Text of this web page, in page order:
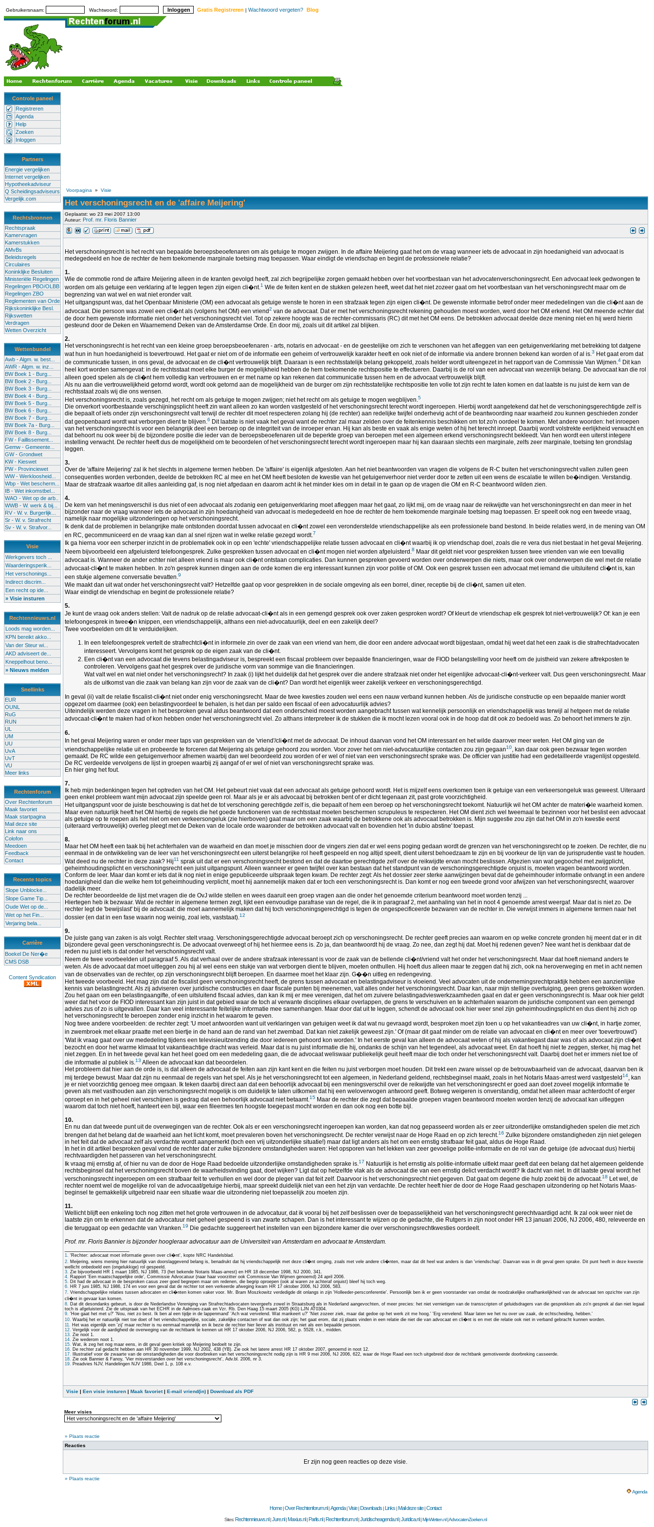
Gebruikersnaam: Wachtwoord: Gratis Registreren | Wachtwoord vergeten? Blog
Controle paneel
Registreren
Agenda
Help
Zoeken
Inloggen
Partners
Energie vergelijken
Internet vergelijken
Hypotheekadviseur
Q Scheidingsadviseurs
Vergelijk.com
Rechtsbronnen
Rechtspraak
Kamervragen
Kamerstukken
AMvBs
Beleidsregels
Circulaires
Koninklijke Besluiten
Ministeriële Regelingen
Regelingen PBO/OLBB
Regelingen ZBO
Reglementen van Orde
Rijkskoninklijke Besl.
Rijkswetten
Verdragen
Wetten Overzicht
Wettenbundel
Awb - Algm. w. best...
AWR - Algm. w. inz...
BW Boek 1 - Burg...
BW Boek 2 - Burg...
BW Boek 3 - Burg...
BW Boek 4 - Burg...
BW Boek 5 - Burg...
BW Boek 6 - Burg...
BW Boek 7 - Burg...
BW Boek 7a - Burg...
BW Boek 8 - Burg...
FW - Faillissement...
Gemw - Gemeente...
GW - Grondwet
KW - Kieswet
PW - Provinciewet
WW - Werkloosheid...
Wbp - Wet bescherm...
IB - Wet inkomstbel...
WAO - Wet op de arb..
WWB - W. werk & bij...
RV - W. v. Burgerlijk...
Sr - W. v. Strafrecht
Sv - W. v. Strafvor...
Visie
Werkgevers toch ...
Waarderingsperik...
Het verschonings...
Indirect discrim...
Een recht op ide...
» Visie insturen
Rechtennieuws.nl
Loods mag worden...
KPN bereikt akko...
Van der Steur wi...
AKD adviseert de...
Kneppelhout beno...
» Nieuws melden
Snellinks
EUR
OUNL
RuG
RUN
UL
UM
UU
UvA
UvT
VU
Meer links
Rechtenforum
Over Rechtenforum
Maak favoriet
Maak startpagina
Mail deze site
Link naar ons
Colofon
Meedoen
Feedback
Contact
Recente topics
Slope Unblocke...
Slope Game Tip...
Oude Wet op de...
Wet op het Fin...
Verjaring bela...
Carrière
Boekel De Ner�e
CMS DSB
Content Syndication
Voorpagina » Visie
Het verschoningsrecht en de 'affaire Meijering'
Geplaatst: wo 23 mei 2007 13:00
Auteur: Prof. mr. Floris Bannier
Het verschoningsrecht is het recht van bepaalde beroepsbeoefenaren om als getuige te mogen zwijgen. In de affaire Meijering gaat het om de vraag wanneer iets de advocaat in zijn hoedanigheid van advocaat is
medegedeeld en hoe de rechter de hem toekomende marginale toetsing mag toepassen. Waar eindigt de vriendschap en begint de professionele relatie?
1.
Wie de commotie rond de affaire Meijering alleen in de kranten gevolgd heeft, zal zich begrijpelijke zorgen gemaakt hebben over het voortbestaan van het advocatenverschoningsrecht. Een advocaat leek gedwongen te
worden om als getuige een verklaring af te leggen tegen zijn eigen cli�nt.1 Wie de feiten kent en de stukken gelezen heeft, weet dat het niet zozeer gaat om het voortbestaan van het verschoningsrecht maar om de
begrenzing van wat wel en wat niet eronder valt.
Het uitgangspunt was, dat het Openbaar Ministerie (OM) een advocaat als getuige wenste te horen in een strafzaak tegen zijn eigen cli�nt. De gewenste informatie betrof onder meer mededelingen van die cli�nt aan de
advocaat. Die persoon was zowel een cli�nt als (volgens het OM) een vriend2 van de advocaat. Dat er met het verschoningsrecht rekening gehouden moest worden, werd door het OM erkend. Het OM meende echter dat
de door hem gewenste informatie niet onder het verschoningsrecht viel. Tot op zekere hoogte was de rechter-commissaris (RC) dit met het OM eens. De betrokken advocaat deelde deze mening niet en hij werd hierin
gesteund door de Deken en Waarnemend Deken van de Amsterdamse Orde. En door mij, zoals uit dit artikel zal blijken.
2.
Het verschoningsrecht is het recht van een kleine groep beroepsbeoefenaren - arts, notaris en advocaat - en de geestelijke om zich te verschonen van het afleggen van een getuigenverklaring met betrekking tot datgene
wat hun in hun hoedanigheid is toevertrouwd. Het gaat er niet om of de informatie een geheim of vertrouwelijk karakter heeft en ook niet of de informatie via andere bronnen bekend kan worden of al is.3 Het gaat erom dat
de communicatie tussen, in ons geval, de advocaat en de cli�nt vertrouwelijk blijft. Daaraan is een rechtsstatelijk belang gekoppeld, zoals helder wordt uiteengezet in het rapport van de Commissie Van Wijmen.4 Dit kan
heel kort worden samengevat: in de rechtsstaat moet elke burger de mogelijkheid hebben de hem toekomende rechtspositie te effectueren. Daarbij is de rol van een advocaat van wezenlijk belang. De advocaat kan die rol
alleen goed spelen als de cli�nt hem volledig kan vertrouwen en er met name op kan rekenen dat communicatie tussen hem en de advocaat vertrouwelijk blijft.
Als nu aan die vertrouwelijkheid getornd wordt, wordt ook getornd aan de mogelijkheid van de burger om zijn rechtsstatelijke rechtspositie ten volle tot zijn recht te laten komen en dat laatste is nu juist de kern van de
rechtsstaat zoals wij die ons wensen.
Het verschoningsrecht is, zoals gezegd, het recht om als getuige te mogen zwijgen; niet het recht om als getuige te mogen wegblijven.5
Die onverkort voortbestaande verschijningsplicht heeft zin want alleen zo kan worden vastgesteld of het verschoningsrecht terecht wordt ingeroepen. Hierbij wordt aangetekend dat het de verschoningsgerechtigde zelf is
die bepaalt of iets onder zijn verschoningsrecht valt terwijl de rechter dit moet respecteren zolang hij (de rechter) aan redelijke twijfel onderhevig acht of de beantwoording naar waarheid zou kunnen geschieden zonder
dat geopenbaard wordt wat verborgen dient te blijven.6 Dit laatste is niet vaak het geval want de rechter zal maar zelden over de feitenkennis beschikken om tot zo'n oordeel te komen. Met andere woorden: het inroepen
van het verschoningsrecht is voor een belangrijk deel een beroep op de integriteit van de inroeper ervan. Hij kan als beste en vaak als enige weten of hij het terecht inroept. Daarbij wordt volstrekte eerlijkheid verwacht en
dat behoort nu ook weer bij de bijzondere positie die ieder van de beroepsbeoefenaren uit de beperkte groep van beroepen met een algemeen erkend verschoningsrecht bekleedt. Van hen wordt een uiterst integere
instelling verwacht. De rechter heeft dus de mogelijkheid om te beoordelen of het verschoningsrecht terecht wordt ingeroepen maar hij kan daaraan slechts een marginale, zelfs zeer marginale, toetsing ten grondslag
leggen.
3.
Over de 'affaire Meijering' zal ik het slechts in algemene termen hebben. De 'affaire' is eigenlijk afgesloten. Aan het niet beantwoorden van vragen die volgens de R-C buiten het verschoningsrecht vallen zullen geen
consequenties worden verbonden, deelde de betrokken RC al mee en het OM heeft besloten de kwestie van het getuigenverhoor niet verder door te zetten uit een wens de escalatie te willen be�indigen. Verstandig.
Maar de strafzaak waartoe dit alles aanleiding gaf, is nog niet afgedaan en daarom acht ik het minder kies om in detail in te gaan op de vragen die OM en R-C beantwoord wilden zien.
4.
De kern van het meningsverschil is dus niet of een advocaat als zodanig een getuigenverklaring moet afleggen maar het gaat, zo lijkt mij, om de vraag naar de reikwijdte van het verschoningsrecht en dan meer in het
bijzonder naar de vraag wanneer iets de advocaat in zijn hoedanigheid van advocaat is medegedeeld en hoe de rechter de hem toekomende marginale toetsing mag toepassen. Er speelt ook nog een tweede vraag,
namelijk naar mogelijke uitzonderingen op het verschoningsrecht.
Ik denk dat de problemen in belangrijke mate ontstonden doordat tussen advocaat en cli�nt zowel een veronderstelde vriendschappelijke als een professionele band bestond. In beide relaties werd, in de mening van OM
en RC, gecommuniceerd en de vraag kan dan al snel rijzen wat in welke relatie gezegd wordt.7
Ik ga hierna voor een scherper inzicht in de problematiek ook in op een 'echte' vriendschappelijke relatie tussen advocaat en cli�nt waarbij ik op vriendschap doel, zoals die re vera dus niet bestaat in het geval Meijering.
Neem bijvoorbeeld een afgeluisterd telefoongesprek. Zulke gesprekken tussen advocaat en cli�nt mogen niet worden afgeluisterd.8 Maar dit geldt niet voor gesprekken tussen twee vrienden van wie een toevallig
advocaat is. Wanneer de ander echter niet alleen vriend is maar ook cli�nt ontstaan complicaties. Dan kunnen gespreken gevoerd worden over onderwerpen die niets, maar ook over onderwerpen die wel met de relatie
advocaat-cli�nt te maken hebben. In zo'n gesprek kunnen dingen aan de orde komen die erg interessant kunnen zijn voor politie of OM. Ook een gesprek tussen een advocaat met iemand die uitsluitend cli�nt is, kan
een stukje algemene conversatie bevatten.9
Wie maakt dan uit wat onder het verschoningsrecht valt? Hetzelfde gaat op voor gesprekken in de sociale omgeving als een borrel, diner, receptie bij de cli�nt, samen uit eten.
Waar eindigt de vriendschap en begint de professionele relatie?
5.
Je kunt de vraag ook anders stellen: Valt de nadruk op de relatie advocaat-cli�nt als in een gemengd gesprek ook over zaken gesproken wordt? Of kleurt de vriendschap elk gesprek tot niet-vertrouwelijk? Of: kan je een
telefoongesprek in twee�n knippen, een vriendschappelijk, althans een niet-advocatuurlijk, deel en een zakelijk deel?
Twee voorbeelden om dit te verduidelijken.
In een telefoongesprek vertelt de strafrechtcli�nt in informele zin over de zaak van een vriend van hem, die door een andere advocaat wordt bijgestaan, omdat hij weet dat het een zaak is die strafrechtadvocaten
interesseert. Vervolgens komt het gesprek op de eigen zaak van de cli�nt.
Een cli�nt van een advocaat die tevens belastingadviseur is, bespreekt een fiscaal probleem over bepaalde financieringen, waar de FIOD belangstelling voor heeft om de juistheid van zekere aftrekposten te
controleren. Vervolgens gaat het gesprek over de juridische vorm van sommige van die financieringen.
Wat valt wel en wat niet onder het verschoningsrecht? In zaak (i) lijkt het duidelijk dat het gesprek over die andere strafzaak niet onder het eigenlijke advocaat-cli�nt-verkeer valt. Dus geen verschoningsrecht. Maar
als de uitkomst van die zaak van belang kan zijn voor de zaak van de cli�nt? Dan wordt het eigenlijk weer zakelijk verkeer en verschoningsgerechtigd.
In geval (ii) valt de relatie fiscalist-cli�nt niet onder enig verschoningsrecht. Maar de twee kwesties zouden wel eens een nauw verband kunnen hebben. Als de juridische constructie op een bepaalde manier wordt
opgezet om daarmee (ook) een belastingvoordeel te behalen, is het dan per saldo een fiscaal of een advocatuurlijk advies?
Uiteindelijk werden deze vragen in het besproken geval aldus beantwoord dat een onderscheid moest worden aangebracht tussen wat kennelijk persoonlijk en vriendschappelijk was terwijl al hetgeen met de relatie
advocaat-cli�nt te maken had of kon hebben onder het verschoningsrecht viel. Zo althans interpreteer ik de stukken die ik mocht lezen vooral ook in de hoop dat dit ook zo bedoeld was. Zo behoort het immers te zijn.
6.
In het geval Meijering waren er onder meer taps van gesprekken van de 'vriend'/cli�nt met de advocaat. De inhoud daarvan vond het OM interessant en het wilde daarover meer weten. Het OM ging van de
vriendschappelijke relatie uit en probeerde te forceren dat Meijering als getuige gehoord zou worden. Voor zover het om niet-advocatuurlijke contacten zou zijn gegaan10, kan daar ook geen bezwaar tegen worden
gemaakt. De RC wilde een getuigenverhoor afnemen waarbij dan wel beoordeeld zou worden of er wel of niet van een verschoningsrecht sprake was. De officier van justitie had een gedetailleerde vragenlijst opgesteld.
De RC verdeelde vervolgens de lijst in groepen waarbij zij aangaf of er wel of niet van verschoningsrecht sprake was.
En hier ging het fout.
7.
Ik heb mijn bedenkingen tegen het optreden van het OM. Het gebeurt niet vaak dat een advocaat als getuige gehoord wordt. Het is mijzelf eens overkomen toen ik getuige van een verkeersongeluk was geweest. Uiteraard
geen enkel probleem want mijn advocaat zijn speelde geen rol. Maar als je er als advocaat bij betrokken bent of er dicht tegenaan zit, past grote voorzichtigheid.
Het uitgangspunt voor de juiste beschouwing is dat het de tot verschoning gerechtigde zelf is, die bepaalt of hem een beroep op het verschoningsrecht toekomt. Natuurlijk wil het OM achter de materi�le waarheid komen.
Maar even natuurlijk heeft het OM hierbij de regels die het goede functioneren van de rechtsstaat moeten beschermen scrupuleus te respecteren. Het OM dient zich wel tweemaal te bezinnen voor het beslist een advocaat
als getuige op te roepen als het niet om een verkeersongeluk (zie hierboven) gaat maar om een zaak waarbij de betrokkene ook als advocaat betrokken is. Mijn suggestie zou zijn dat het OM in zo'n kwestie eerst
(uiteraard vertrouwelijk) overleg pleegt met de Deken van de locale orde waaronder de betrokken advocaat valt en bovendien het 'in dubio abstine' toepast.
8.
Maar het OM heeft een taak bij het achterhalen van de waarheid en dan moet je misschien door de vingers zien dat er wel eens poging gedaan wordt de grenzen van het verschoningsrecht op te zoeken. De rechter, die nu
eenmaal in de ontwikkeling van de leer van het verschoningsrecht een uiterst belangrijke rol heeft gespeeld en nog altijd speelt, dient uiterst behoedzaam te zijn en bij voorkeur de lijn van de jurisprudentie vast te houden.
Wat deed nu de rechter in deze zaak? Hij11 sprak uit dat er een verschoningsrecht bestond en dat de daartoe gerechtigde zelf over de reikwijdte ervan mocht beslissen. Afgezien van wat gegoochel met zwijgplicht,
geheimhoudingsplicht en verschoningsrecht een juist uitgangspunt. Alleen wanneer er geen twijfel over kan bestaan dat het standpunt van de verschoningsgerechtigde onjuist is, moeten vragen beantwoord worden.
Conform de leer. Maar dan komt er iets dat ik nog niet in enige gepubliceerde uitspraak tegen kwam. De rechter zegt: Als het dossier zeer sterke aanwijzingen bevat dat de geheimhouder informatie ontvangt in een andere
hoedanigheid dan die welke hem tot geheimhouding verplicht, moet hij aannemelijk maken dat er toch een verschoningsrecht is. Dan komt er nog een tweede grond voor afwijzen van het verschoningsrecht, waarover
dadelijk meer.
De rechter beoordeelde de lijst met vragen die de OvJ wilde stellen en wees daaruit een groep vragen aan die onder het genoemde criterium beantwoord moet worden tenzij ...
Hiertegen heb ik bezwaar. Wat de rechter in algemene termen zegt, lijkt een eenvoudige parafrase van de regel, die ik in paragraaf 2, met aanhaling van het in noot 4 genoemde arrest weergaf. Maar dat is niet zo. De
rechter legt de 'bewijslast' bij de advocaat: die moet aannemelijk maken dat hij toch verschoningsgerechtigd is tegen de ongespecificeerde bezwaren van de rechter in. Die verwijst immers in algemene termen naar het
dossier (en dat in een fase waarin nog weinig, zoal iets, vaststaat).12
9.
De juiste gang van zaken is als volgt. Rechter stelt vraag. Verschoningsgerechtigde advocaat beroept zich op verschoningsrecht. De rechter geeft precies aan waarom en op welke concrete gronden hij meent dat er in dit
bijzondere geval geen verschoningsrecht is. De advocaat overweegt of hij het hiermee eens is. Zo ja, dan beantwoordt hij de vraag. Zo nee, dan zegt hij dat. Moet hij redenen geven? Nee want het is denkbaar dat de
reden nu juist iets is dat onder het verschoningsrecht valt.
Neem de twee voorbeelden uit paragraaf 5. Als dat verhaal over de andere strafzaak interessant is voor de zaak van de bellende cli�nt/vriend valt het onder het verschoningsrecht. Maar dat hoeft niemand anders te
weten. Als de advocaat dat moet uitleggen zou hij al wel eens een stukje van wat verborgen dient te blijven, moeten onthullen. Hij hoeft dus alleen maar te zeggen dat hij zich, ook na heroverweging en met in acht nemen
van de observaties van de rechter, op zijn verschoningsrecht blijft beroepen. En daarmee moet het klaar zijn. G��n uitleg en redengeving.
Het tweede voorbeeld. Het mag zijn dat de fiscalist geen verschoningsrecht heeft, de grens tussen advocaat en belastingadviseur is vloeiend. Veel advocaten uit de ondernemingsrechtpraktijk hebben een aanzienlijke
kennis van belastingrecht. Als zij adviseren over juridische constructies en daar fiscale punten bij meenemen, valt alles onder het verschoningsrecht. Daar kan, naar mijn stellige overtuiging, geen grens getrokken worden.
Zou het gaan om een belastingaangifte, of een uitsluitend fiscaal advies, dan kan ik mij er mee verenigen, dat het om zuivere belastingadvieswerkzaamheden gaat en dat er geen verschoningsrecht is. Maar ook hier geldt
weer dat het voor de FIOD interessant kan zijn juist in dat gebied waar de toch al verwante disciplines elkaar overlappen, de grens te verschuiven en te achterhalen waarom de juridische component van een gemengd
advies zus of zo is uitgevallen. Daar kan veel interessante feitelijke informatie mee samenhangen. Maar door dat uit te leggen, schendt de advocaat ook hier weer snel zijn geheimhoudingsplicht en dus dient hij zich op
het verschoningsrecht te beroepen zonder enig inzicht in het waarom te geven.
Nog twee andere voorbeelden: de rechter zegt: 'U moet antwoorden want uit verklaringen van getuigen weet ik dat wat nu gevraagd wordt, besproken moet zijn toen u op het vakantieadres van uw cli�nt, in hartje zomer,
in zwembroek met elkaar praatte met een biertje in de hand aan de rand van het zwembad. Dat kan niet zakelijk geweest zijn.' Of (maar dit gaat minder om de relatie van advocaat en cli�nt en meer over 'toevertrouwd')
'Wat ik vraag gaat over uw mededeling tijdens een televisieuitzending die door iedereen gehoord kon worden.' In het eerste geval kan alleen de advocaat weten of hij als vakantiegast daar was of als advocaat zijn cli�nt
bezocht en door het warme klimaat tot vakantieachtige dracht was verleid. Maar dat is nu juist informatie die hij, ondanks de schijn van het tegendeel, als advocaat weet. En dat hoeft hij niet te zeggen, sterker, hij mag het
niet zeggen. En in het tweede geval kan het heel goed om een mededeling gaan, die de advocaat weliswaar publiekelijk geuit heeft maar die toch onder het verschoningsrecht valt. Daarbij doet het er immers niet toe of
die informatie al publiek is.13 Alleen de advocaat kan dat beoordelen.
Het probleem dat hier aan de orde is, is dat alleen de advocaat de feiten aan zijn kant kent en die feiten nu juist verborgen moet houden. Dit trekt een zware wissel op de betrouwbaarheid van de advocaat, daarvan ben ik
mij terdege bewust. Maar dat zijn nu eenmaal de regels van het spel. Als je het verschoningsrecht tot een algemeen, in Nederland geldend, rechtsbeginsel maakt, zoals in het Notaris Maas-arrest werd vastgesteld 14, kan
je er niet voorzichtig genoeg mee omgaan. Ik teken daarbij direct aan dat een behoorlijk advocaat bij een meningsverschil over de reikwijdte van het verschoningsrecht er goed aan doet zoveel mogelijk informatie te
geven als met vasthouden aan zijn verschoningsrecht mogelijk is om duidelijk te laten uitkomen dat hij een weloverwogen antwoord geeft. Botweg weigeren is onverstandig, omdat het alleen maar achterdocht of erger
oproept en in het geheel niet verschijnen is gedrag dat een behoorlijk advocaat niet betaamt.15 Maar de rechter die zegt dat bepaalde groepen vragen beantwoord moeten worden tenzij de advocaat kan uitleggen
waarom dat toch niet hoeft, hanteert een bijl, waar een fileermes ten hoogste toegepast mocht worden en dan ook nog een botte bijl.
10.
En nu dan dat tweede punt uit de overwegingen van de rechter. Ook als er een verschoningsrecht ingeroepen kan worden, kan dat nog gepasseerd worden als er zeer uitzonderlijke omstandigheden spelen die met zich
brengen dat het belang dat de waarheid aan het licht komt, moet prevaleren boven het verschoningsrecht. De rechter verwijst naar de Hoge Raad en op zich terecht.16 Zulke bijzondere omstandigheden zijn niet gelegen
in het feit dat de advocaat zelf als verdachte wordt aangemerkt (toch een vrij uitzonderlijke situatie!) maar dat ligt anders als het om een ernstig strafbaar feit gaat, aldus de Hoge Raad.
In het in dit artikel besproken geval vond de rechter dat er zulke bijzondere omstandigheden waren: Het opsporen van het lekken van zeer gevoelige politie-informatie en de rol van de getuige (de advocaat dus) hierbij
rechtvaardigden het passeren van het verschoningsrecht.
Ik vraag mij ernstig af, of hier nu van de door de Hoge Raad bedoelde uitzonderlijke omstandigheden sprake is.17 Natuurlijk is het ernstig als politie-informatie uitlekt maar geeft dat een belang dat het algemeen geldende
rechtsbeginsel dat het verschoningsrecht boven de waarheidsvinding gaat, doet wijken? Ligt dat op hetzelfde vlak als de advocaat die van een ernstig delict verdacht wordt? Ik dacht van niet. In dit laatste geval wordt het
verschoningsrecht ingeroepen om een strafbaar feit te verhullen en wel door de pleger van dat feit zelf. Daarvoor is het verschoningsrecht niet gegeven. Dat gaat om degene die hulp zoekt bij de advocaat.18 Let wel, de
rechter noemt wel de mogelijke rol van de advocaat/getuige hierbij, maar spreekt duidelijk niet van een het zijn van verdachte. De rechter heeft hier de door de Hoge Raad geschapen uitzondering op het Notaris Maas-
beginsel te gemakkelijk uitgebreid naar een situatie waar die uitzondering niet toepasselijk zou moeten zijn.
11.
Wellicht blijft een enkeling toch nog zitten met het grote vertrouwen in de advocatuur, dat ik vooral bij het zelf beslissen over de toepasselijkheid van het verschoningsrecht gerechtvaardigd acht. Ik zal ook weer niet de
laatste zijn om te erkennen dat de advocatuur niet geheel gespeend is van zwarte schapen. Dan is het interessant te wijzen op de gedachte, die Rutgers in zijn noot onder HR 13 januari 2006, NJ 2006, 480, releveerde en
die teruggaat op een gedachte van Vranken.19 Die gedachte suggereert het instellen van een bijzondere kamer die over verschoningsrechtkwesties oordeelt.
Prof. mr. Floris Bannier is bijzonder hoogleraar advocatuur aan de Universiteit van Amsterdam en advocaat te Amsterdam.
1. 'Rechter: advocaat moet informatie geven over cli�nt', kopte NRC Handelsblad.
2. Meijering, wiens mening hier natuurlijk van doorslaggevend belang is, benadrukt dat hij vriendschappelijk met deze cli�nt omging, zoals met vele andere cli�nten, maar dat dit heel wat anders is dan 'vriendschap'. Daarvan was in dit geval geen sprake. Dit punt heeft in deze kwestie
wellicht onbedoeld een (ongelukkige) rol gespeeld.
3. Zie bijvoorbeeld HR 1 maart 1985, NJ 1986, 73 (het bekende Notaris Maas-arrest) en HR 18 december 1998, NJ 2000, 341.
4. Rapport 'Een maatschappelijke orde', Commissie Advocatuur (naar haar voorzitter ook Commissie Van Wijmen genoemd) 24 april 2006.
5. Dit had de advocaat in de besproken casus zeer goed begrepen maar om redenen, die begrip oproepen (ook al waren ze achteraf onjuist) bleef hij toch weg.
6. HR 7 juni 1985, NJ 1986, 174 en voor een geval dat de rechter tot een verkeerde afweging kwam HR 17 oktober 2006, NJ 2006, 583.
7. Vriendschappelijke relaties tussen advocaten en cli�nten komen vaker voor. Mr. Bram Moszkowitz verdedigde dit onlangs in zijn 'Holleeder-persconferentie'. Persoonlijk ben ik er geen voorstander van omdat de noodzakelijke onafhankelijkheid van de advocaat ten opzichte van zijn
cli�nt in gevaar kan komen.
8. Dat dit desondanks gebeurt, is door de Nederlandse Vereniging van Strafrechtadvocaten tevergeefs zowel in Straatsburg als in Nederland aangevochten, of meer precies: het niet vernietigen van de transscripten of geluidsdragers van die gesprekken als zo'n gesprek al dan niet legaal
toch is afgeluisterd. Zie de uitspraak van het ECHR in de Aalmoes-zaak en Vzr. Rb. Den Haag 15 maart 2005 (KG) LJN AT0304.
9. 'Hoe gaat het met u?' 'Nou, niet zo best. Ik ben al een tijdje in de lappenmand' 'Ach wat vervelend. Wat mankeert u?' 'Niet zozeer ziek, maar dat gedoe op het werk zit me hoog.' 'Erg vervelend. Maar laten we het nu over uw zaak, de echtscheiding, hebben.'
10. Waarbij het er natuurlijk niet toe doet of het vriendschappelijke, sociale, zakelijke contacten of wat dan ook zijn; het gaat erom, dat zij plaats vinden in een relatie die niet die van advocaat en cli�nt is en met die relatie ook niet in verband gebracht kunnen worden.
11. Het was eigenlijk een 'zij' maar rechter is nu eenmaal mannelijk en ik bezie de rechter hier liever als instituut en niet als een bepaalde persoon.
12. Vergelijk voor de aardigheid de overweging van de rechtbank te kennen uit HR 17 oktober 2006, NJ 2006, 582, p. 5528, r.k., midden.
13. Zie noot 1.
14. Zie wederom noot 1.
15. Wat, ik zeg het nog maar eens, in dit geval geen kritiek op Meijering bedoelt te zijn.
16. De rechter zal gedacht hebben aan HR 30 november 1999, NJ 2002, 438 (YB). Zie ook het latere arrest HR 17 oktober 2007, genoemd in noot 12.
17. Illustratief voor de zwaarte van de omstandigheden die voor doorbreken van het verschoningsrecht nodig zijn is HR 9 mei 2006, NJ 2006, 622, waar de Hoge Raad een toch uitgebreid door de rechtbank gemotiveerde doorbreking casseerde.
18. Zie ook Bannier & Fanoy, 'Vier misverstanden over het verschoningsrecht', Adv.bl. 2006, nr 3.
19. Preadvies NJV, Handelingen NJV 1986, Deel 1, p. 108 e.v.
Visie | Een visie insturen | Maak favoriet| E-mail vriend(in) | Download als PDF
Meer visies
» Plaats reactie
Reacties
Er zijn nog geen reacties op deze visie.
» Plaats reactie
Agenda
Home|Over Rechtenforum.nl |Agenda|Visie|Downloads |Links |Mail deze site|Contact
Sites:Rechtennieuws.nl |Jure.nl |Maxius.nl |Parlis.nl |Rechtenforum.nl |Juridischeagenda.nl |Juridica.nl |MijnWetten.nl|AdvocatenZoeken.nl